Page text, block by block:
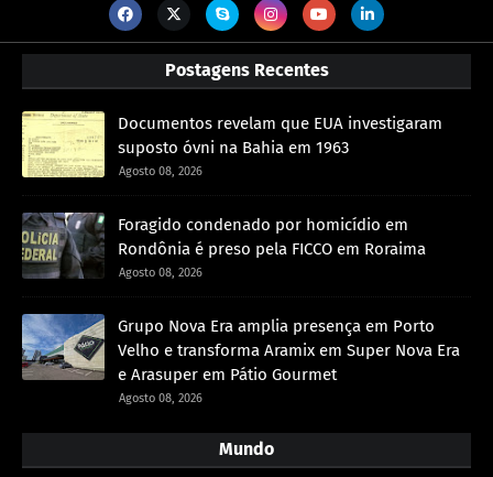
Postagens Recentes
Documentos revelam que EUA investigaram
suposto óvni na Bahia em 1963
Agosto 08, 2026
Foragido condenado por homicídio em
Rondônia é preso pela FICCO em Roraima
Agosto 08, 2026
Grupo Nova Era amplia presença em Porto
Velho e transforma Aramix em Super Nova Era
e Arasuper em Pátio Gourmet
Agosto 08, 2026
Mundo